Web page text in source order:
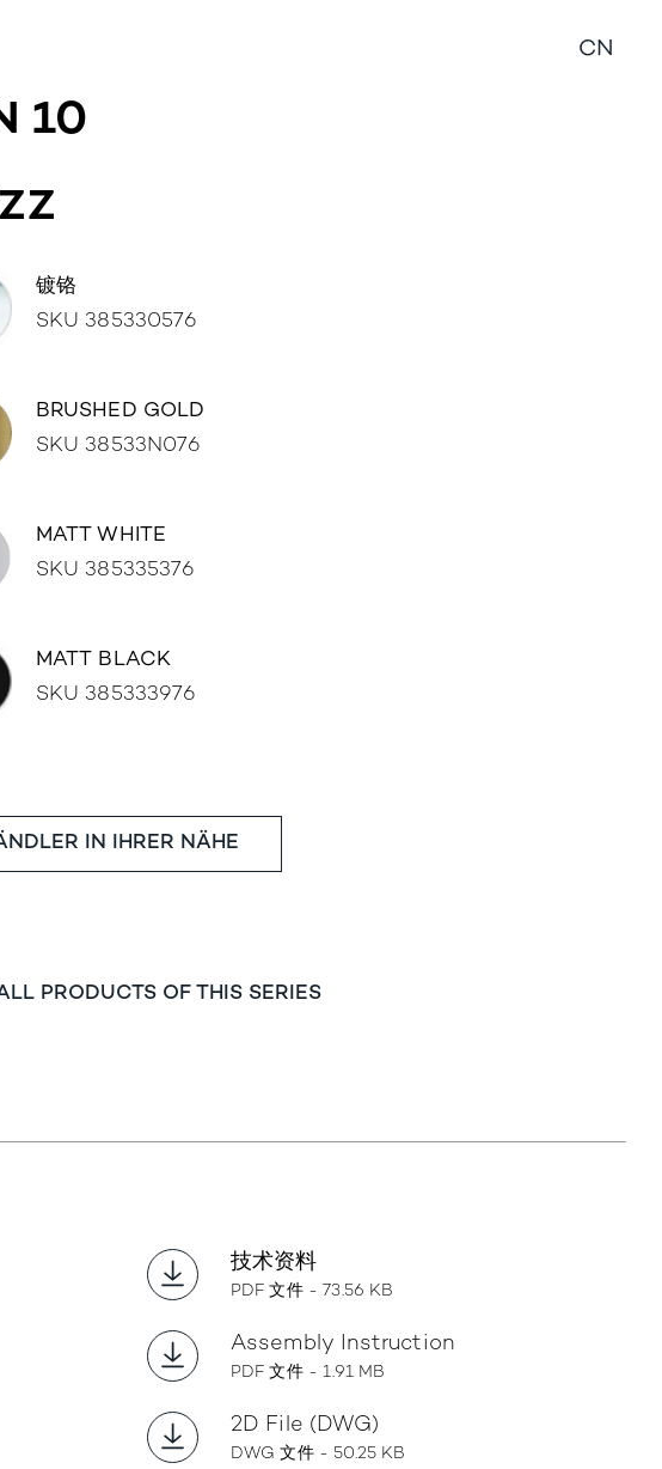
CN
10
镀铬
SKU 385330576
BRUSHED GOLD
SKU 38533N076
MATT WHITE
SKU 385335376
MATT BLACK
SKU 385333976
IN IHRER NÄHE
PRODUCTS OF THIS SERIES
技术资料
PDF 文件 - 73.56 KB
Assembly Instruction
PDF 文件 - 1.91 MB
2D File (DWG)
DWG 文件 - 50.25 KB